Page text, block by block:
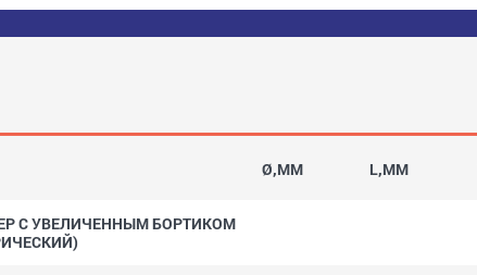
Ø,MM L,MM
С УВЕЛИЧЕННЫМ БОРТИКОМ